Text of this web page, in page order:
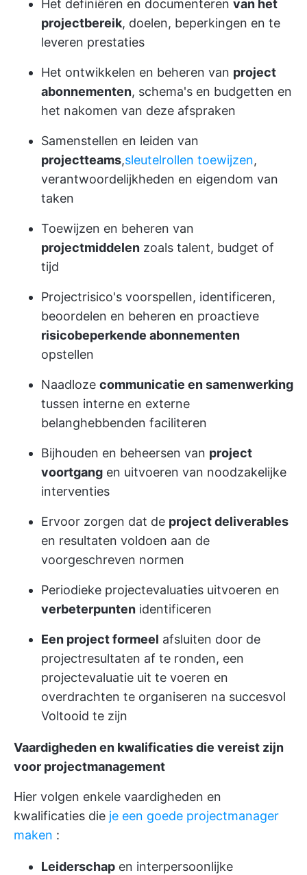
Het definiëren en documenteren van het
projectbereik, doelen, beperkingen en te
leveren prestaties
Het ontwikkelen en beheren van project
abonnementen, schema's en budgetten en
het nakomen van deze afspraken
Samenstellen en leiden van
projectteams,sleutelrollen toewijzen,
verantwoordelijkheden en eigendom van
taken
Toewijzen en beheren van
projectmiddelen zoals talent, budget of
tijd
Projectrisico's voorspellen, identificeren,
beoordelen en beheren en proactieve
risicobeperkende abonnementen
opstellen
Naadloze communicatie en samenwerking
tussen interne en externe
belanghebbenden faciliteren
Bijhouden en beheersen van project
voortgang en uitvoeren van noodzakelijke
interventies
Ervoor zorgen dat de project deliverables
en resultaten voldoen aan de
voorgeschreven normen
Periodieke projectevaluaties uitvoeren en
verbeterpunten identificeren
Een project formeel afsluiten door de
projectresultaten af te ronden, een
projectevaluatie uit te voeren en
overdrachten te organiseren na succesvol
Voltooid te zijn
Vaardigheden en kwalificaties die vereist zijn
voor projectmanagement
Hier volgen enkele vaardigheden en
kwalificaties die je een goede projectmanager
maken :
Leiderschap en interpersoonlijke